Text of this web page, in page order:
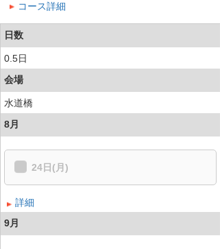
コース詳細
日数
0.5日
会場
水道橋
8月
24日(月)
詳細
9月